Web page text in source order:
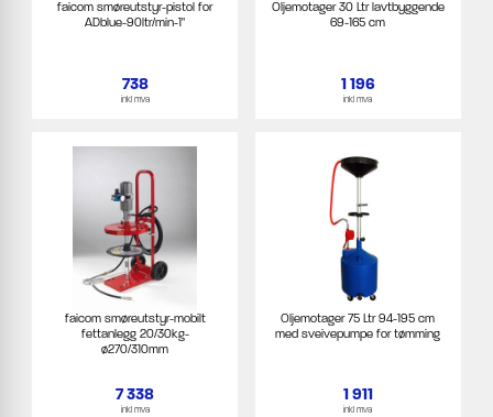
faicom smøreutstyr-pistol for
ADblue-90ltr/min-1"
738
inkl mva
Oljemotager 30 Ltr lavtbyggende
69-165 cm
1 196
inkl mva
faicom smøreutstyr-mobilt
fettanlegg 20/30kg-
ø270/310mm
7 338
inkl mva
Oljemotager 75 Ltr 94-195 cm
med sveivepumpe for tømming
1 911
inkl mva